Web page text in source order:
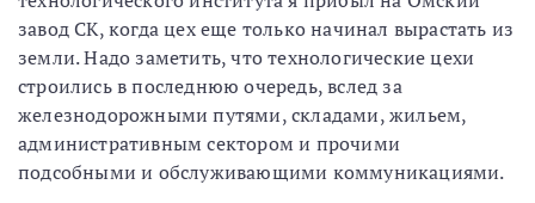
завод СК, когда цех еще только начинал вырастать из
земли. Надо заметить, что технологические цехи
строились в последнюю очередь, вслед за
железнодорожными путями, складами, жильем,
административным сектором и прочими
подсобными и обслуживающими коммуникациями.